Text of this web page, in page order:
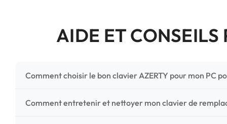
AIDE ET CONSEILS
Comment choisir le bon clavier AZERTY pour mon PC
Pour ne pas vous tromper, vérifiez trois points critiques
Comment entretenir et nettoyer mon clavier de